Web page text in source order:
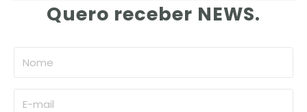
Quero receber NEWS.